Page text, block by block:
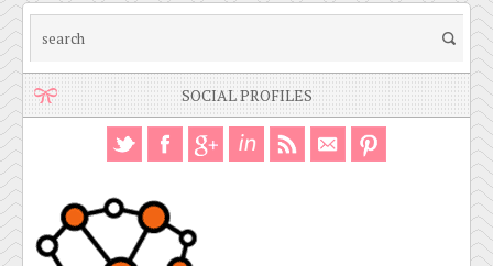
SOCIAL PROFILES